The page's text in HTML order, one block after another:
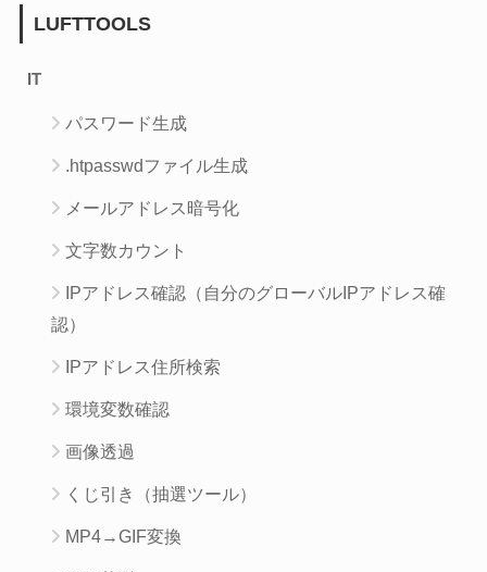
LUFTTOOLS
IT
パスワード生成
.htpasswdファイル生成
メールアドレス暗号化
文字数カウント
IPアドレス確認（自分のグローバルIPアドレス確
認）
IPアドレス住所検索
環境変数確認
画像透過
くじ引き（抽選ツール）
MP4→GIF変換